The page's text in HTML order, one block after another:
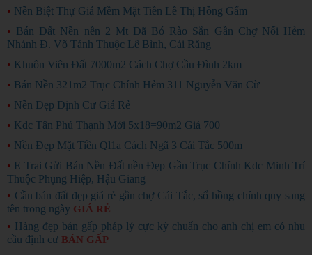
• Nền Biệt Thự Giá Mềm Mặt Tiền Lê Thị Hồng Gấm
• Bán Đất Nền nền 2 Mt Đã Bó Rào Sẵn Gần Chợ Nổi Hẻm
Nhánh Đ. Võ Tánh Thuộc Lê Bình, Cái Răng
• Khuôn Viên Đất 7000m2 Cách Chợ Cầu Đình 2km
• Bán Nền 321m2 Trục Chính Hẻm 311 Nguyễn Văn Cừ
• Nền Đẹp Định Cư Giá Rẻ
• Kdc Tân Phú Thạnh Mới 5x18=90m2 Giá 700
• Nền Đẹp Mặt Tiền Ql1a Cách Ngã 3 Cái Tắc 500m
• E Trai Gửi Bán Nền Đất nền Đẹp Gần Trục Chính Kdc Minh Trí
Thuộc Phụng Hiệp, Hậu Giang
• Cần bán đất đẹp giá rẻ gần chợ Cái Tắc, sổ hồng chính quy sang
tên trong ngày GIÁ RẺ
• Hàng đẹp bán gấp pháp lý cực kỳ chuẩn cho anh chị em có nhu
cầu định cư BÁN GẤP